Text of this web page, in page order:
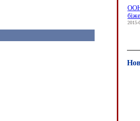
ООН
2015-